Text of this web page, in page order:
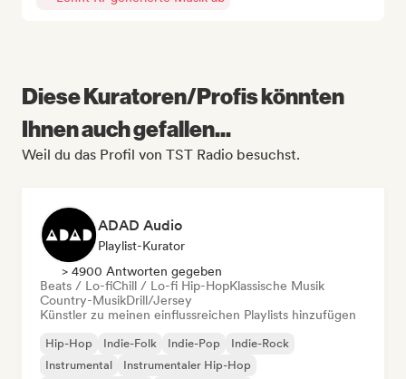
Diese Kuratoren/Profis könnten
Ihnen auch gefallen...
Weil du das Profil von TST Radio besuchst.
ADAD Audio
Playlist-Kurator
> 4900 Antworten gegeben
Beats / Lo-fiChill / Lo-fi Hip-HopKlassische Musik
Country-MusikDrill/Jersey
Künstler zu meinen einflussreichen Playlists hinzufügen
Hip-Hop Indie-Folk Indie-Pop
Indie-Rock
Instrumental
Instrumentaler Hip-Hop